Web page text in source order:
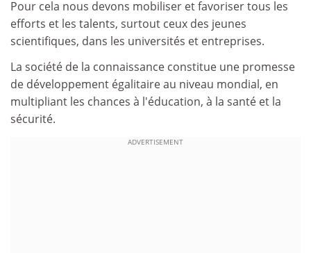
Pour cela nous devons mobiliser et favoriser tous les
efforts et les talents, surtout ceux des jeunes
scientifiques, dans les universités et entreprises.
La société de la connaissance constitue une promesse
de développement égalitaire au niveau mondial, en
multipliant les chances à l'éducation, à la santé et la
sécurité.
ADVERTISEMENT